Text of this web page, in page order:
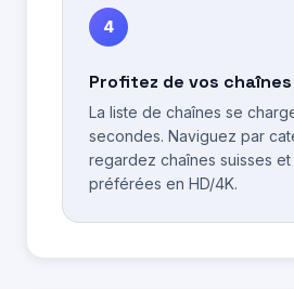
4
Profitez de vos chaînes
La liste de chaînes se
secondes. Naviguez par
regardez chaînes suisses et
préférées en HD/4K.